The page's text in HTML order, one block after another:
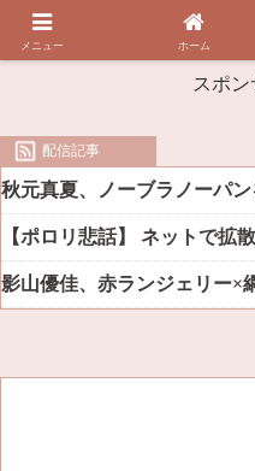
スポン
配信記事
メニュー ホーム